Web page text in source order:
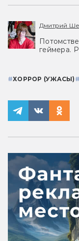
Дмитрий
геймера.
#ХОРРОР (УЖАСЫ) #